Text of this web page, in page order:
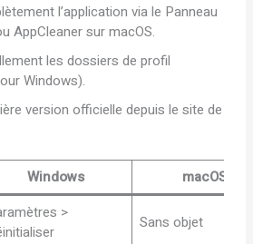
l’application via le Panneau
AppCleaner sur macOS.
les dossiers de profil
Windows).
version officielle depuis le site de
Windows macOS
>
Sans objet